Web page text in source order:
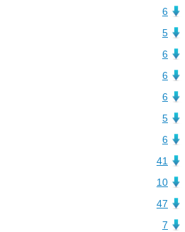
6
5
6
6
6
5
6
41
10
47
7